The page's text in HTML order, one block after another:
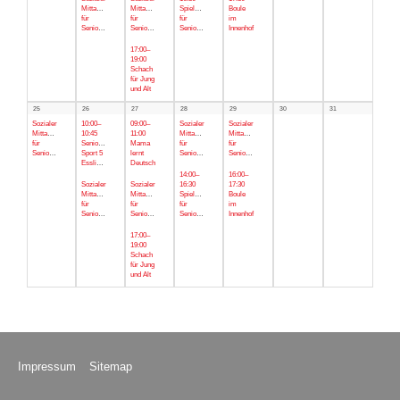
Mittagstisch
für
Senior*innen
Mittagstisch
für
Senior*innen
17:00–
19:00
Schach
für Jung
und Alt
Spielenachmittag
für
Senior*innen
Boule
im
Innenhof
25
Sozialer
Mittagstisch
für
Senior*innen
26
10:00–
10:45
Senior*innen
Sport 5
Esslinger
Sozialer
Mittagstisch
für
Senior*innen
27
09:00–
11:00
Mama
lernt
Deutsch
Sozialer
Mittagstisch
für
Senior*innen
17:00–
19:00
Schach
für Jung
und Alt
28
Sozialer
Mittagstisch
für
Senior*innen
14:00–
16:30
Spielenachmittag
für
Senior*innen
29
Sozialer
Mittagstisch
für
Senior*innen
16:00–
17:30
Boule
im
Innenhof
30 31
Impressum Sitemap